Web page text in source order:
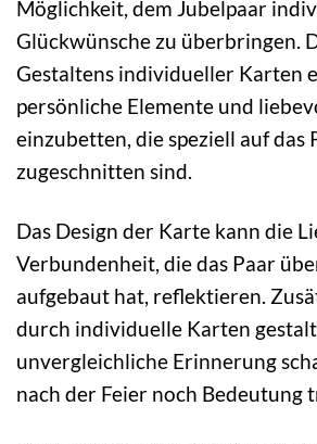
Möglichkeit, dem Jubelpaar
Glückwünsche zu überbringen.
Gestaltens individueller Karten
persönliche Elemente und
einzubetten, die speziell auf das
zugeschnitten sind.
Das Design der Karte kann die
Verbundenheit, die das Paar
aufgebaut hat, reflektieren.
durch individuelle Karten
unvergleichliche Erinnerung
nach der Feier noch Bedeutung